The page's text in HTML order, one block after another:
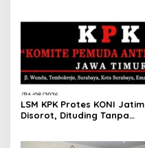
LSM KPK Protes KONI Jatim
Disorot, Dituding Tanpa